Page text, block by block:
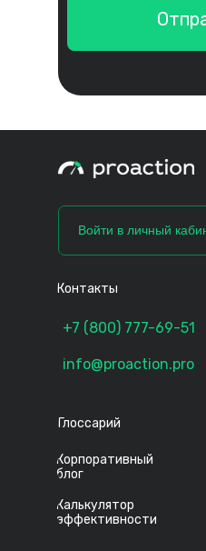
Войти в личный
Корпоративный
блог
Калькулятор
эффективности
+7 (800) 777-69-51
info@proaction.pro
Глоссарий
Контакты